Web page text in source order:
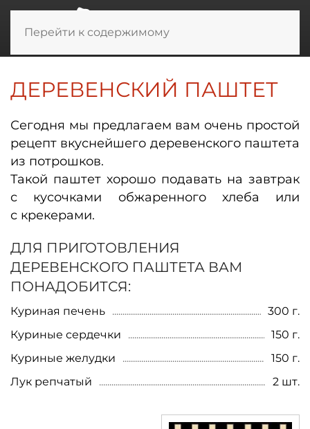
Перейти к содержимому
ДЕРЕВЕНСКИЙ ПАШТЕТ
Сегодня мы предлагаем вам очень простой
рецепт вкуснейшего деревенского паштета
из потрошков.
Такой паштет хорошо подавать на завтрак
с кусочками обжаренного хлеба или
с крекерами.
ДЛЯ ПРИГОТОВЛЕНИЯ
ДЕРЕВЕНСКОГО ПАШТЕТА ВАМ
ПОНАДОБИТСЯ:
Куриная печень
300 г.
Куриные сердечки
150 г.
Куриные желудки
150 г.
Лук репчатый
2 шт.